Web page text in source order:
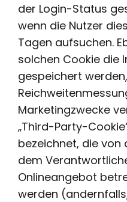
der Login-Status
wenn die Nutzer
Tagen aufsuchen.
solchen Cookie die
gespeichert
Marketingzwecke
„Third-Party-
bezeichnet, die von
dem
Onlineangebot
werden